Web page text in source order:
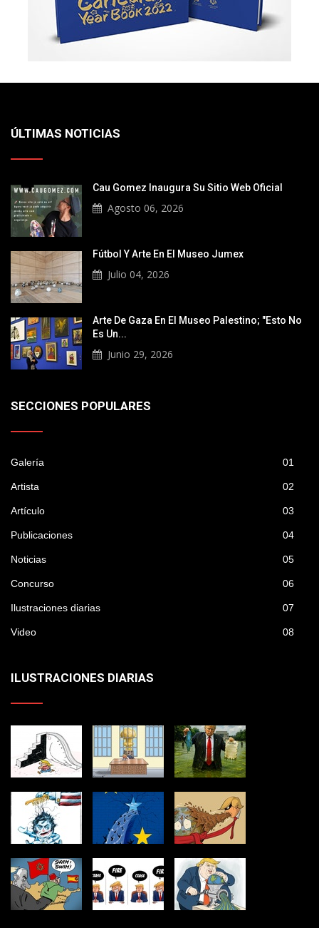
ÚLTIMAS NOTICIAS
Cau Gomez Inaugura Su Sitio Web Oficial
Agosto 06, 2026
Fútbol Y Arte En El Museo Jumex
Julio 04, 2026
Arte De Gaza En El Museo Palestino; "Esto No
Es Un...
Junio 29, 2026
SECCIONES POPULARES
Galería 01
Artista 02
Artículo 03
Publicaciones 04
Noticias 05
Concurso 06
Ilustraciones diarias 07
Video 08
ILUSTRACIONES DIARIAS